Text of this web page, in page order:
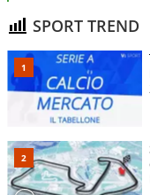
SPORT TREND